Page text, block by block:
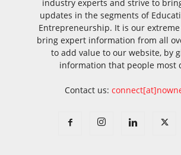
industry experts and strive to
updates in the segments of
Entrepreneurship. It is our
bring expert information from all
to add value to our website, by
information that people most
Contact us: